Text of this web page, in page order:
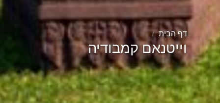
דף הבית
וייטנאם קמבודיה